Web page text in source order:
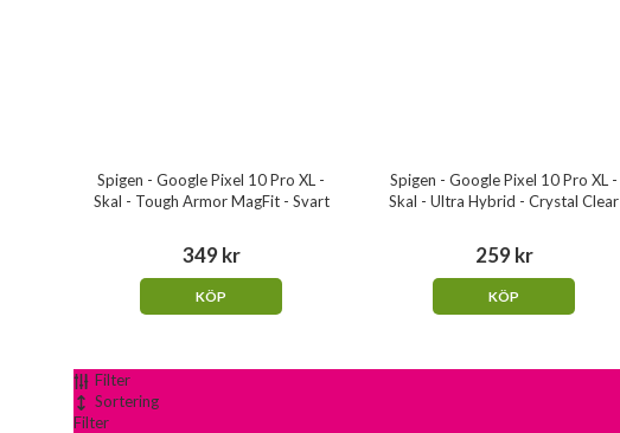
Spigen - Google Pixel 10 Pro XL -
Skal - Tough Armor MagFit - Svart
349 kr
KÖP
Spigen - Google Pixel 10 Pro XL -
Skal - Ultra Hybrid - Crystal Clear
259 kr
KÖP
Filter
Sortering
Filter